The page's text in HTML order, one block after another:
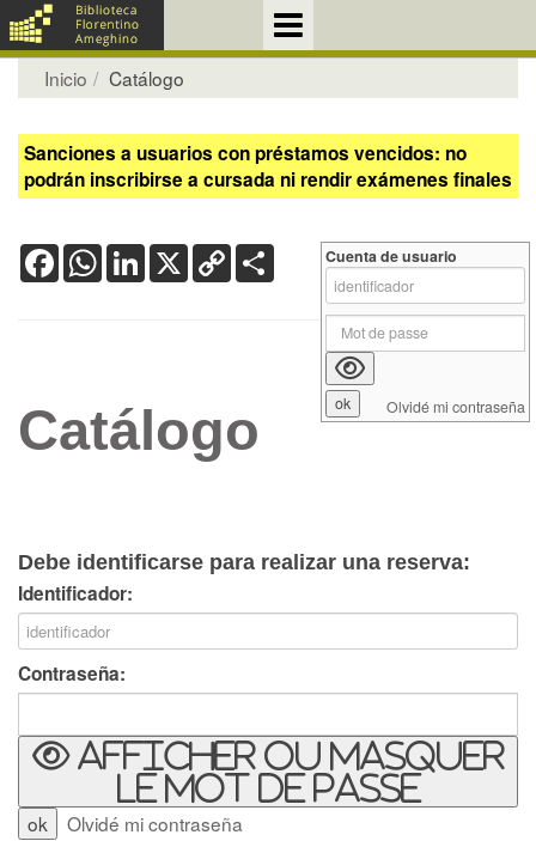
Inicio Catálogo
Sanciones a usuarios con préstamos vencidos: no
podrán inscribirse a cursada ni rendir exámenes finales
FacebookWhatsApp
LinkedIn
X Copy
Link
Catálogo
Debe identificarse para realizar una reserva:
Identificador:
Contraseña:
Afficher ou masquer
le mot de passe
Olvidé mi contraseña
Cuenta de usuario
Olvidé mi contraseña